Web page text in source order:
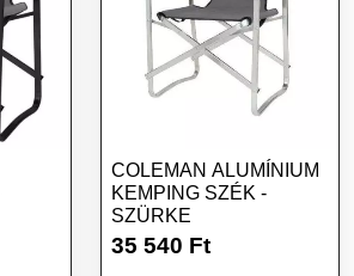
COLEMAN ALUMÍNIUM
KEMPING SZÉK -
SZÜRKE
35 540 Ft